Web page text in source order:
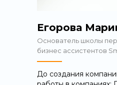
Егорова
До создания
Основатель школы
бизнес ассистентов